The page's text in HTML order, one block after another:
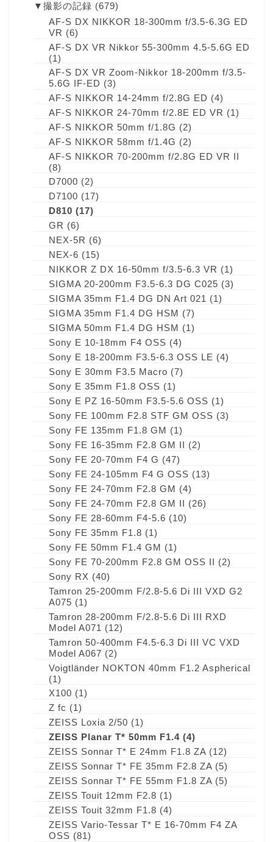
▼ 撮影の記録 (679)
AF-S DX NIKKOR 18-300mm f/3.5-6.3G ED
VR (6)
AF-S DX VR Nikkor 55-300mm 4.5-5.6G ED
(1)
AF-S DX VR Zoom-Nikkor 18-200mm f/3.5-
5.6G IF-ED (3)
AF-S NIKKOR 14-24mm f/2.8G ED (4)
AF-S NIKKOR 24-70mm f/2.8E ED VR (1)
AF-S NIKKOR 50mm f/1.8G (2)
AF-S NIKKOR 58mm f/1.4G (2)
AF-S NIKKOR 70-200mm f/2.8G ED VR II
(8)
D7000 (2)
D7100 (17)
D810 (17)
GR (6)
NEX-5R (6)
NEX-6 (15)
NIKKOR Z DX 16-50mm f/3.5-6.3 VR (1)
SIGMA 20-200mm F3.5-6.3 DG C025 (3)
SIGMA 35mm F1.4 DG DN Art 021 (1)
SIGMA 35mm F1.4 DG HSM (7)
SIGMA 50mm F1.4 DG HSM (1)
Sony E 10-18mm F4 OSS (4)
Sony E 18-200mm F3.5-6.3 OSS LE (4)
Sony E 30mm F3.5 Macro (7)
Sony E 35mm F1.8 OSS (1)
Sony E PZ 16-50mm F3.5-5.6 OSS (1)
Sony FE 100mm F2.8 STF GM OSS (3)
Sony FE 135mm F1.8 GM (1)
Sony FE 16-35mm F2.8 GM II (2)
Sony FE 20-70mm F4 G (47)
Sony FE 24-105mm F4 G OSS (13)
Sony FE 24-70mm F2.8 GM (4)
Sony FE 24-70mm F2.8 GM II (26)
Sony FE 28-60mm F4-5.6 (10)
Sony FE 35mm F1.8 (1)
Sony FE 50mm F1.4 GM (1)
Sony FE 70-200mm F2.8 GM OSS II (2)
Sony RX (40)
Tamron 25-200mm F/2.8-5.6 Di III VXD G2
A075 (1)
Tamron 28-200mm F/2.8-5.6 Di III RXD
Model A071 (12)
Tamron 50-400mm F4.5-6.3 Di III VC VXD
Model A067 (2)
Voigtländer NOKTON 40mm F1.2 Aspherical
(1)
X100 (1)
Z fc (1)
ZEISS Loxia 2/50 (1)
ZEISS Planar T* 50mm F1.4 (4)
ZEISS Sonnar T* E 24mm F1.8 ZA (12)
ZEISS Sonnar T* FE 35mm F2.8 ZA (5)
ZEISS Sonnar T* FE 55mm F1.8 ZA (5)
ZEISS Touit 12mm F2.8 (1)
ZEISS Touit 32mm F1.8 (4)
ZEISS Vario-Tessar T* E 16-70mm F4 ZA
OSS (81)